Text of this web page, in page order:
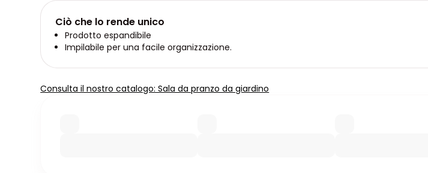
Ciò che lo rende unico
Prodotto espandibile
Impilabile per una facile organizzazione.
Consulta il nostro catalogo: Sala da pranzo da giardino